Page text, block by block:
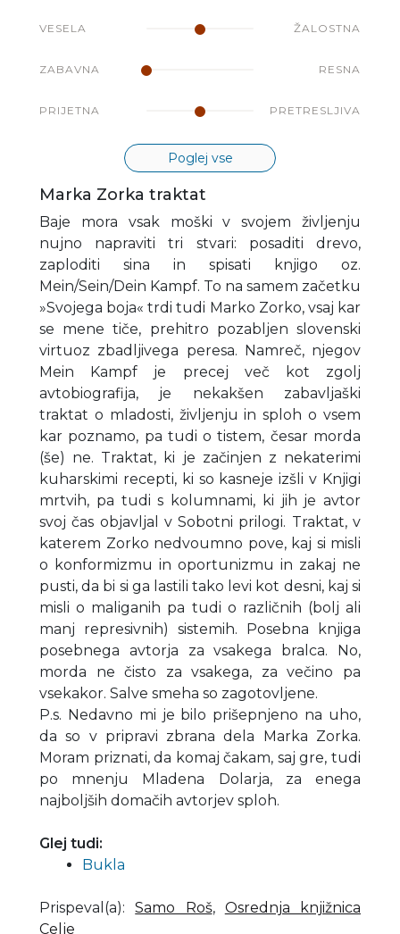
VESELA ŽALOSTNA
ZABAVNA RESNA
PRIJETNA PRETRESLJIVA
Poglej vse
Marka Zorka traktat
Baje mora vsak moški v svojem življenju
nujno napraviti tri stvari: posaditi drevo,
zaploditi sina in spisati knjigo oz.
Mein/Sein/Dein Kampf. To na samem začetku
»Svojega boja« trdi tudi Marko Zorko, vsaj kar
se mene tiče, prehitro pozabljen slovenski
virtuoz zbadljivega peresa. Namreč, njegov
Mein Kampf je precej več kot zgolj
avtobiografija, je nekakšen zabavljaški
traktat o mladosti, življenju in sploh o vsem
kar poznamo, pa tudi o tistem, česar morda
(še) ne. Traktat, ki je začinjen z nekaterimi
kuharskimi recepti, ki so kasneje izšli v Knjigi
mrtvih, pa tudi s kolumnami, ki jih je avtor
svoj čas objavljal v Sobotni prilogi. Traktat, v
katerem Zorko nedvoumno pove, kaj si misli
o konformizmu in oportunizmu in zakaj ne
pusti, da bi si ga lastili tako levi kot desni, kaj si
misli o maliganih pa tudi o različnih (bolj ali
manj represivnih) sistemih. Posebna knjiga
posebnega avtorja za vsakega bralca. No,
morda ne čisto za vsakega, za večino pa
vsekakor. Salve smeha so zagotovljene.
P.s. Nedavno mi je bilo prišepnjeno na uho,
da so v pripravi zbrana dela Marka Zorka.
Moram priznati, da komaj čakam, saj gre, tudi
po mnenju Mladena Dolarja, za enega
najboljših domačih avtorjev sploh.
Glej tudi:
Bukla
Prispeval(a):Samo Roš, Osrednja knjižnica
Celje